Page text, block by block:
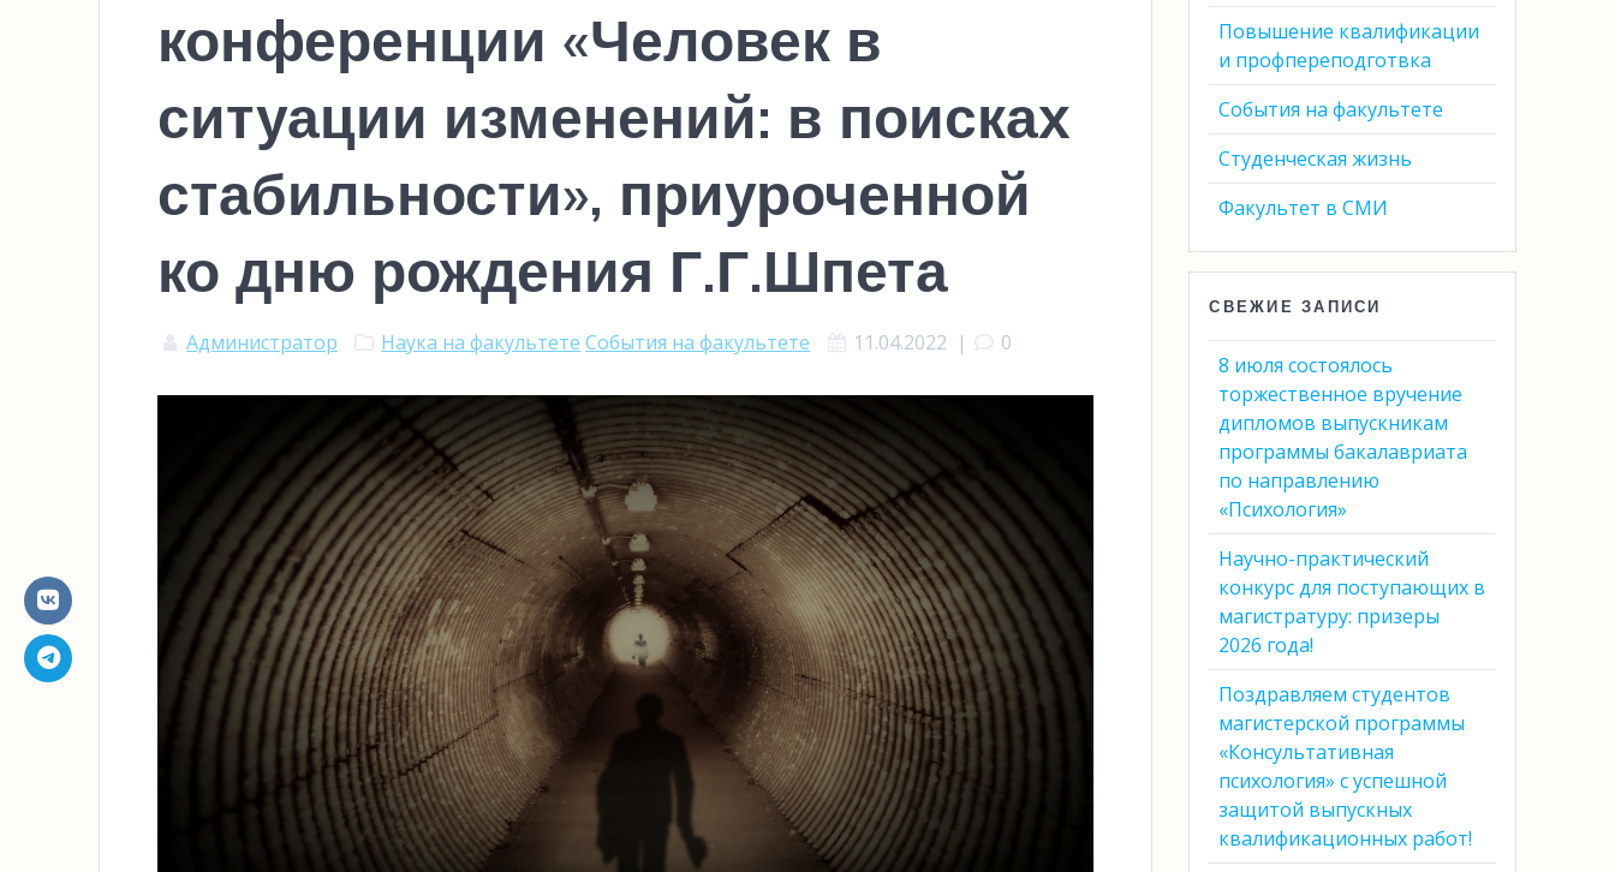
конференции «Человек в
ситуации изменений: в поисках
стабильности», приуроченной
ко дню рождения Г.Г.Шпета
Администратор Наука на факультете События на факультете 11.04.2022 | 0
Повышение квалификации
и профпереподготвка
События на факультете
Студенческая жизнь
Факультет в СМИ
СВЕЖИЕ ЗАПИСИ
8 июля состоялось
торжественное вручение
дипломов выпускникам
программы бакалавриата
по направлению
«Психология»
Научно-практический
конкурс для поступающих в
магистратуру: призеры
2026 года!
Поздравляем студентов
магистерской программы
«Консультативная
психология» с успешной
защитой выпускных
квалификационных работ!